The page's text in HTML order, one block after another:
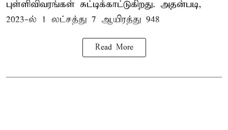
புள்ளிவிவரங்கள் சுட்டிக்காட்டுகிறது. அதன்படி,
2023-ல் 1 லட்சத்து 7 ஆயிரத்து 948
Read More